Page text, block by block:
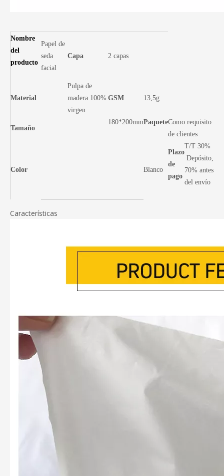
Nombre
del
producto
Papel de
seda
facial
Capa 2 capas
Material
Pulpa de
madera 100%
virgen
GSM 13,5g
Tamaño
180*200mmPaqueteComo requisito
de clientes
Color Blanco
Plazo
de
pago
T/T 30%
Depósito,
70% antes
del envío
Características